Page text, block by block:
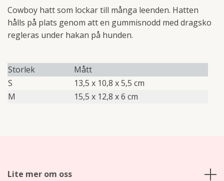
Cowboy hatt som lockar till många leenden. Hatten
hålls på plats genom att en gummisnodd med dragsko
regleras under hakan på hunden.
Storlek
Mått
S
13,5 x 10,8 x 5,5 cm
M
15,5 x 12,8 x 6 cm
Lite mer om oss